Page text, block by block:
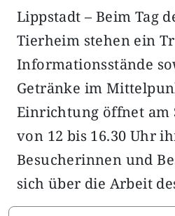
Lippstadt – Beim Tag
Tierheim stehen ein
Informationsstände
Getränke im
Einrichtung öffnet am
von 12 bis 16.30 Uhr
Besucherinnen und
sich über die Arbeit